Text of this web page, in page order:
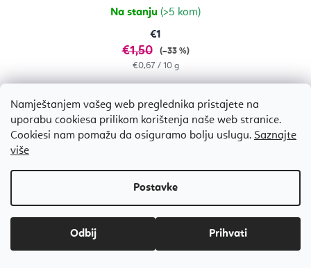
Namještanjem vašeg web preglednika pristajete na
uporabu cookiesa prilikom korištenja naše web stranice.
Cookiesi nam pomažu da osiguramo bolju uslugu. Saznajte
više
Odbij
Na stanju (>5 kom)
€1
€1,50
(–33 %)
Izračunaj
€0,67 / 10 g
Bestseller